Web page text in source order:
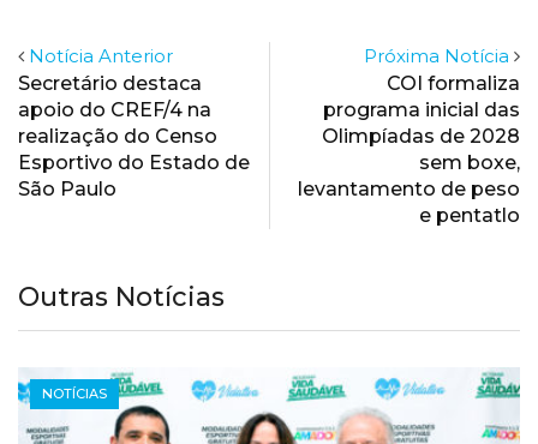
Notícia Anterior
Secretário destaca
apoio do CREF/4 na
realização do Censo
Esportivo do Estado de
São Paulo
Próxima Notícia
COI formaliza
programa inicial das
Olimpíadas de 2028
sem boxe,
levantamento de peso
e pentatlo
Outras Notícias
NOTÍCIAS